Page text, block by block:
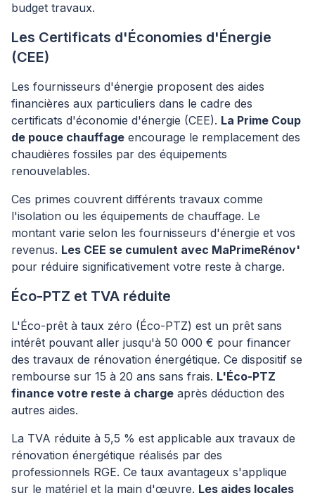
budget travaux.
Les Certificats d'Économies d'Énergie
(CEE)
Les fournisseurs d'énergie proposent des aides
financières aux particuliers dans le cadre des
certificats d'économie d'énergie (CEE). La Prime Coup
de pouce chauffage encourage le remplacement des
chaudières fossiles par des équipements
renouvelables.
Ces primes couvrent différents travaux comme
l'isolation ou les équipements de chauffage. Le
montant varie selon les fournisseurs d'énergie et vos
revenus. Les CEE se cumulent avec MaPrimeRénov'
pour réduire significativement votre reste à charge.
Éco-PTZ et TVA réduite
L'Éco-prêt à taux zéro (Éco-PTZ) est un prêt sans
intérêt pouvant aller jusqu'à 50 000 € pour financer
des travaux de rénovation énergétique. Ce dispositif se
rembourse sur 15 à 20 ans sans frais. L'Éco-PTZ
finance votre reste à charge après déduction des
autres aides.
La TVA réduite à 5,5 % est applicable aux travaux de
rénovation énergétique réalisés par des
professionnels RGE. Ce taux avantageux s'applique
sur le matériel et la main d'œuvre. Les aides locales